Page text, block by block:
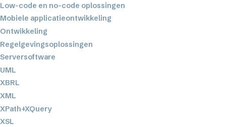
Low-code en no-code oplossingen
Mobiele applicatieontwikkeling
Ontwikkeling
Regelgevingsoplossingen
Serversoftware
UML
XBRL
XML
XPath+XQuery
XSL